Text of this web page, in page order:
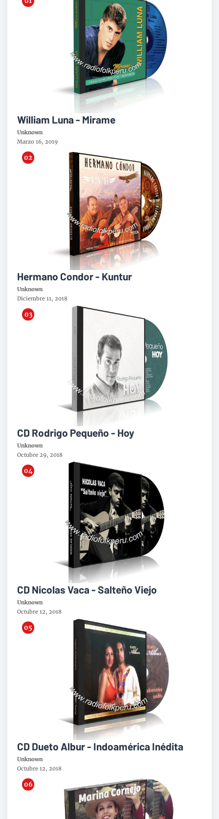
William Luna - Mirame
Unknown
Marzo 16, 2019
Hermano Condor - Kuntur
Unknown
Diciembre 11, 2018
CD Rodrigo Pequeño - Hoy
Unknown
Octubre 29, 2018
CD Nicolas Vaca - Salteño Viejo
Unknown
Octubre 12, 2018
CD Dueto Albur - Indoamérica Inédita
Unknown
Octubre 12, 2018